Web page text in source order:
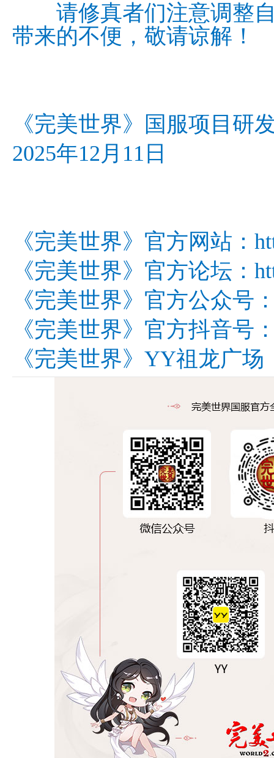
请修真者们注意调整自
带来的不便，敬请谅解！
《完美世界》国服项目研
2025年12月11日
《完美世界》官方网站：
《完美世界》官方论坛：
《完美世界》官方公众号
《完美世界》官方抖音号
《完美世界》YY祖龙广场